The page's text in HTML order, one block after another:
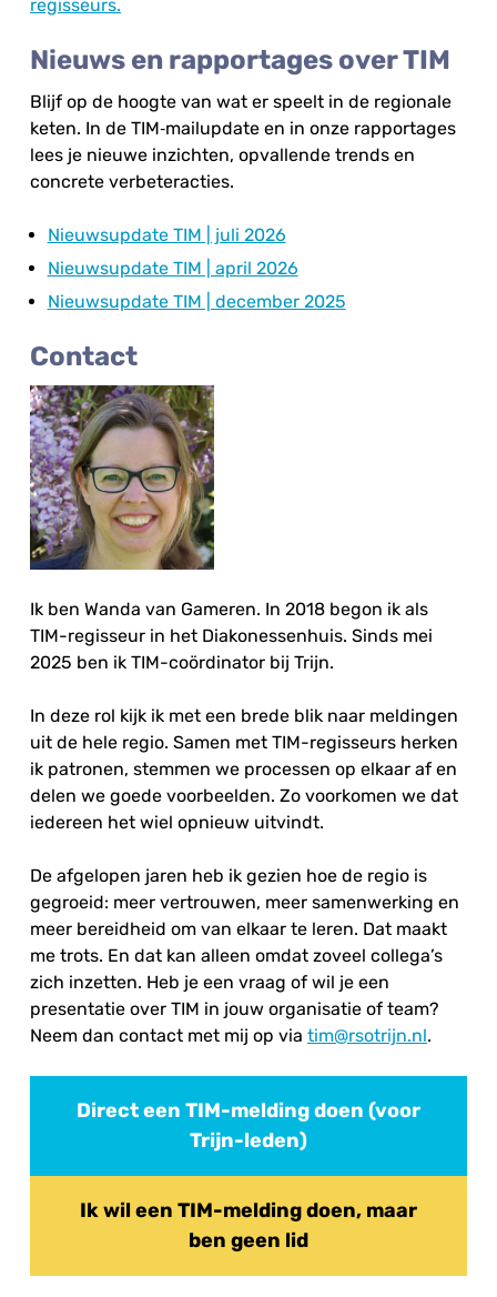
regisseurs.
Nieuws en rapportages over TIM
Blijf op de hoogte van wat er speelt in de regionale
keten. In de TIM‑mailupdate en in onze rapportages
lees je nieuwe inzichten, opvallende trends en
concrete verbeteracties.
Nieuwsupdate TIM | juli 2026
Nieuwsupdate TIM | april 2026
Nieuwsupdate TIM | december 2025
Contact
Ik ben Wanda van Gameren. In 2018 begon ik als
TIM-regisseur in het Diakonessenhuis. Sinds mei
2025 ben ik TIM-coördinator bij Trijn.
In deze rol kijk ik met een brede blik naar meldingen
uit de hele regio. Samen met TIM-regisseurs herken
ik patronen, stemmen we processen op elkaar af en
delen we goede voorbeelden. Zo voorkomen we dat
iedereen het wiel opnieuw uitvindt.
De afgelopen jaren heb ik gezien hoe de regio is
gegroeid: meer vertrouwen, meer samenwerking en
meer bereidheid om van elkaar te leren. Dat maakt
me trots. En dat kan alleen omdat zoveel collega’s
zich inzetten. Heb je een vraag of wil je een
presentatie over TIM in jouw organisatie of team?
Neem dan contact met mij op via tim@rsotrijn.nl.
Direct een TIM-melding doen (voor
Trijn-leden)
Ik wil een TIM-melding doen, maar
ben geen lid